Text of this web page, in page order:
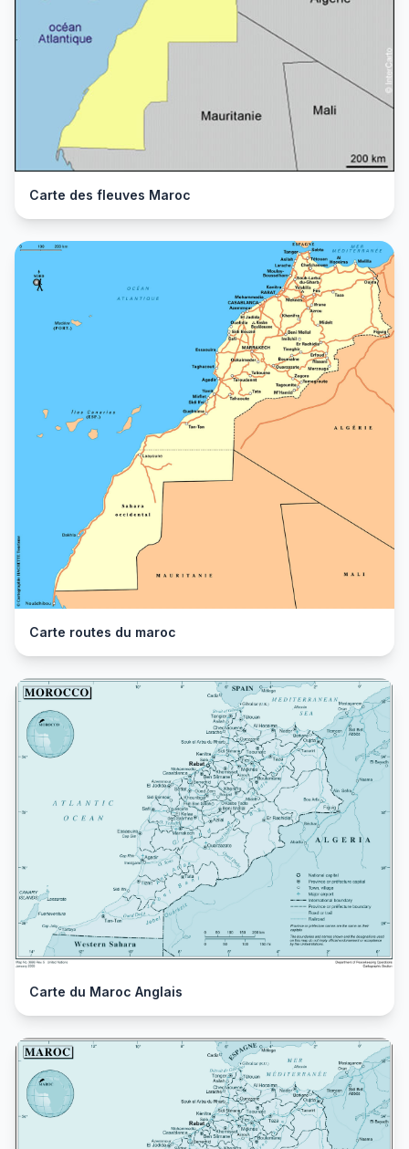
Carte des fleuves Maroc
Carte routes du maroc
Carte du Maroc Anglais